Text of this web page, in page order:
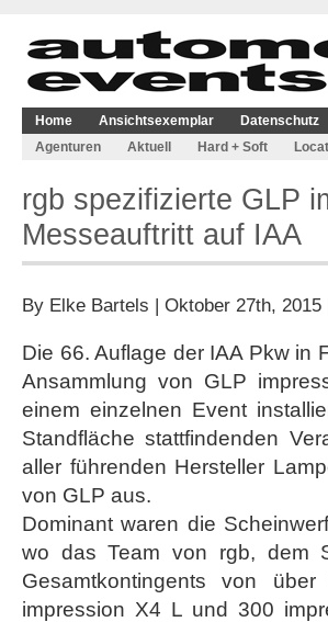
Home Ansichtsexemplar Datenschutz
Agenturen
Aktuell Hard + Soft
rgb spezifizierte GLP
Messeauftritt auf IAA
By Elke Bartels | Oktober 27th, 2015
Die 66. Auflage der IAA Pkw in
Ansammlung von GLP
einem einzelnen Event
Standfläche stattfindenden
aller führenden Hersteller
von GLP aus.
Dominant waren die
wo das Team von rgb, dem
Gesamtkontingents von
impression X4 L und 300